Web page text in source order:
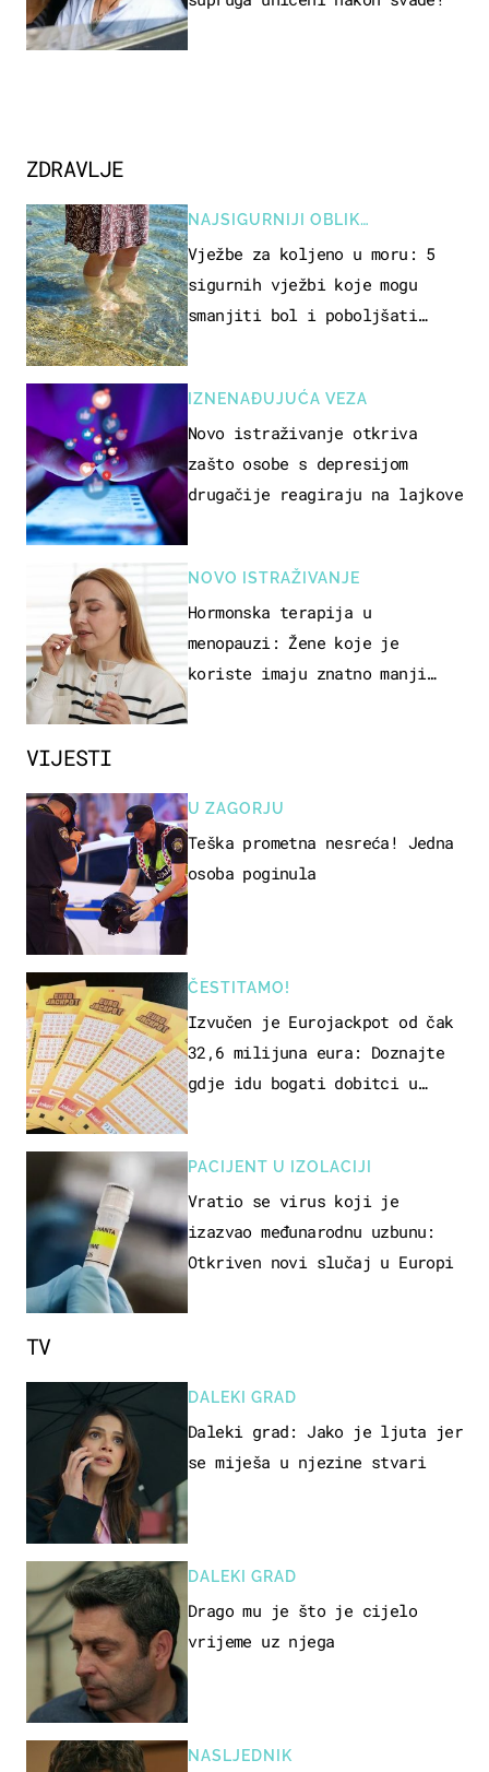
VIJESTI
U ZAGORJU
Teška prometna nesreća! Jedna
osoba poginula
ČESTITAMO!
Izvučen je Eurojackpot od čak
32,6 milijuna eura: Doznajte
gdje idu bogati dobitci u
PACIJENT U IZOLACIJI
Vratio se virus koji je
izazvao međunarodnu uzbunu:
Otkriven novi slučaj u Europi
ZDRAVLJE
NAJSIGURNIJI OBLIK
REKREACIJE
Vježbe za koljeno u moru: 5
sigurnih vježbi koje mogu
smanjiti bol i poboljšati
IZNENAĐUJUĆA VEZA
Novo istraživanje otkriva
zašto osobe s depresijom
drugačije reagiraju na lajkove
NOVO ISTRAŽIVANJE
Hormonska terapija u
menopauzi: Žene koje je
koriste imaju znatno manji
TV
DALEKI GRAD
Daleki grad: Jako je ljuta jer
se miješa u njezine stvari
DALEKI GRAD
Drago mu je što je cijelo
vrijeme uz njega
NASLJEDNIK